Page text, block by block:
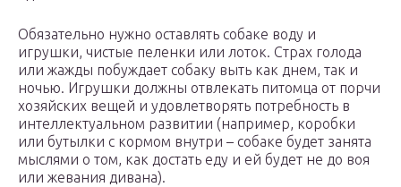
Обязательно нужно оставлять собаке воду и
игрушки, чистые пеленки или лоток. Страх голода
или жажды побуждает собаку выть как днем, так и
ночью. Игрушки должны отвлекать питомца от порчи
хозяйских вещей и удовлетворять потребность в
интеллектуальном развитии (например, коробки
или бутылки с кормом внутри – собаке будет занята
мыслями о том, как достать еду и ей будет не до воя
или жевания дивана).